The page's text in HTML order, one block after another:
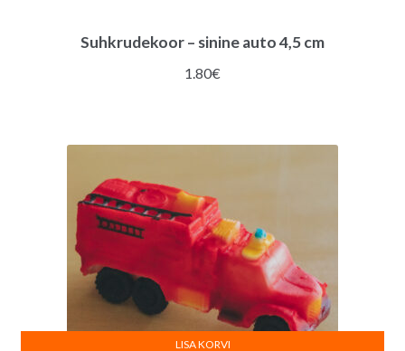
Suhkrudekoor – sinine auto 4,5 cm
1.80€
LISA KORVI